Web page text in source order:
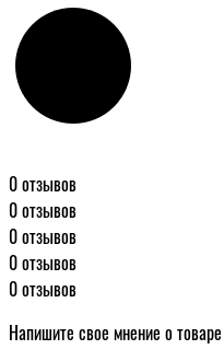
0 отзывов
0 отзывов
0 отзывов
0 отзывов
0 отзывов
Напишите свое мнение о товаре